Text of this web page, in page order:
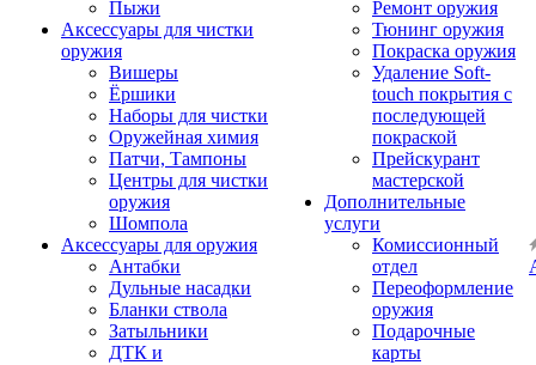
Пыжи
Аксессуары для чистки
оружия
Вишеры
Ёршики
Наборы для чистки
Оружейная химия
Патчи, Тампоны
Центры для чистки
оружия
Шомпола
Аксессуары для оружия
Антабки
Дульные насадки
Бланки ствола
Затыльники
ДТК и
Ремонт оружия
Тюнинг оружия
Покраска оружия
Удаление Soft-
touch покрытия с
последующей
покраской
Прейскурант
мастерской
Дополнительные
услуги
Комиссионный
отдел
Переоформление
оружия
Подарочные
карты